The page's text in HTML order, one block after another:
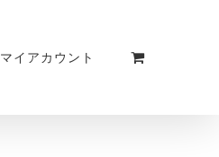
マイアカウント